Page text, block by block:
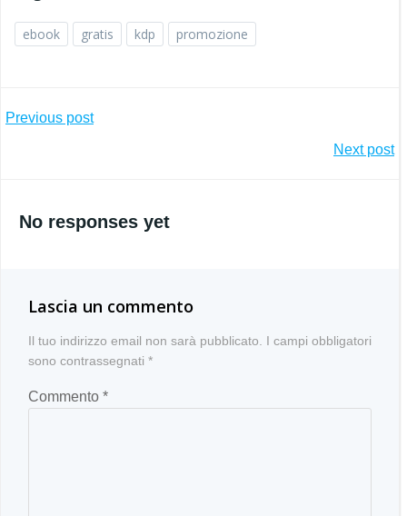
ebook gratis kdp promozione
Post
Previous post
navigation
Next post
No responses yet
Lascia un commento
Il tuo indirizzo email non sarà pubblicato.
I campi obbligatori
sono contrassegnati *
Commento *